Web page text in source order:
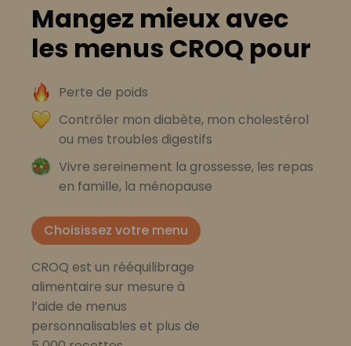
Mangez mieux avec
les menus CROQ pour
Perte de poids
Contrôler mon diabète, mon cholestérol
ou mes troubles digestifs
Vivre sereinement la grossesse, les repas
en famille, la ménopause
Choisissez votre menu
CROQ est un rééquilibrage
alimentaire sur mesure à
l’aide de menus
personnalisables et plus de